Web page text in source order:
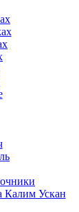
Калим Ускан